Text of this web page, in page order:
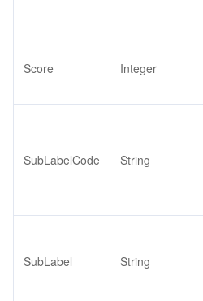
Score Integer
SubLabelCode String
SubLabel String